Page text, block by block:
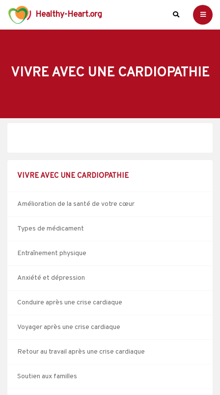
Healthy-Heart.org
VIVRE AVEC UNE CARDIOPATHIE
VIVRE AVEC UNE CARDIOPATHIE
Amélioration de la santé de votre cœur
Types de médicament
Entraînement physique
Anxiété et dépression
Conduire après une crise cardiaque
Voyager après une crise cardiaque
Retour au travail après une crise cardiaque
Soutien aux familles